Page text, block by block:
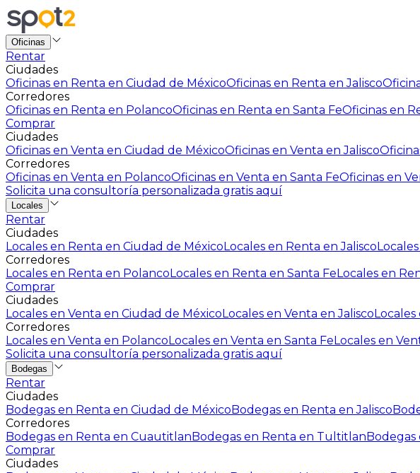
Oficinas
Rentar
Ciudades
Oficinas en Renta en Ciudad de MéxicoOficinas en Renta en Jalisco
Corredores
Oficinas en Renta en PolancoOficinas en Renta en Santa FeOficinas en
Comprar
Ciudades
Oficinas en Venta en Ciudad de MéxicoOficinas en Venta en Jalisco
Corredores
Oficinas en Venta en PolancoOficinas en Venta en Santa FeOficinas en
Solicita una consultoría personalizada gratis aquí
Locales
Rentar
Ciudades
Locales en Renta en Ciudad de MéxicoLocales en Renta en Jalisco
Corredores
Locales en Renta en PolancoLocales en Renta en Santa FeLocales en
Comprar
Ciudades
Locales en Venta en Ciudad de MéxicoLocales en Venta en Jalisco
Corredores
Locales en Venta en PolancoLocales en Venta en Santa FeLocales en
Solicita una consultoría personalizada gratis aquí
Bodegas
Rentar
Ciudades
Bodegas en Renta en Ciudad de MéxicoBodegas en Renta en Jalisco
Corredores
Bodegas en Renta en CuautitlanBodegas en Renta en Tultitlan
Comprar
Ciudades